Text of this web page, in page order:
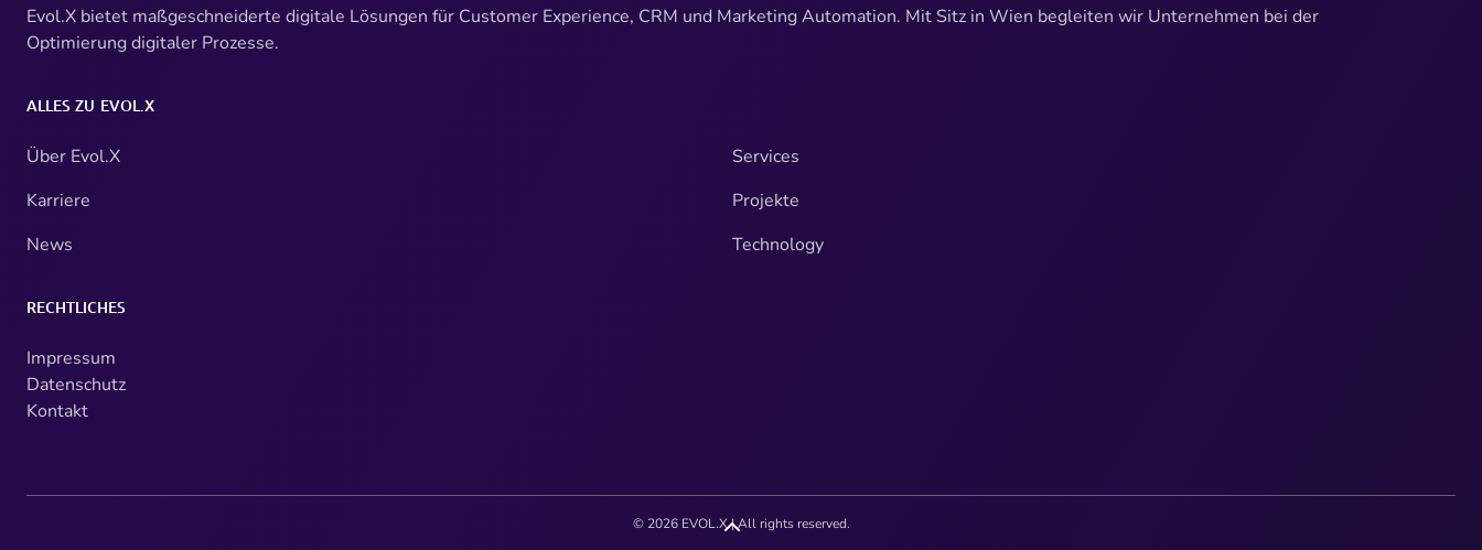
Evol.X bietet maßgeschneiderte digitale Lösungen für Customer Experience, CRM und Marketing Automation. Mit Sitz in Wien begleiten wir Unternehmen bei der
Optimierung digitaler Prozesse.
ALLES ZU EVOL.X
Über Evol.X
Services
Karriere
Projekte
News
Technology
RECHTLICHES
Impressum
Datenschutz
Kontakt
© 2026 EVOL.X | All rights reserved.